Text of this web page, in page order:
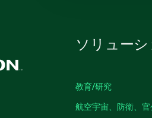
ソリューシ
教育/研究
航空宇宙、防衛、